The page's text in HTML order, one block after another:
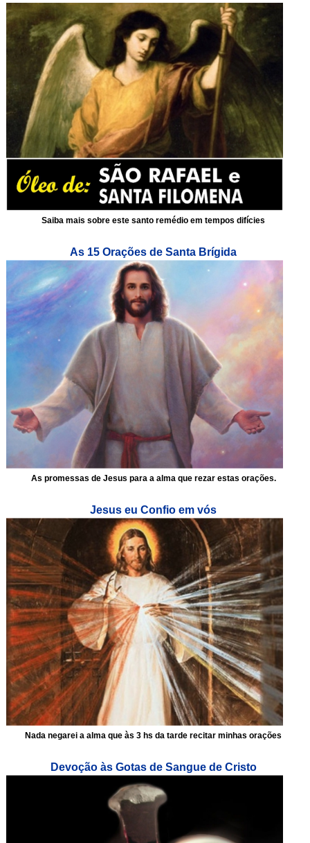
Saiba mais sobre este santo remédio em tempos difícies
As 15 Orações de Santa Brígida
As promessas de Jesus para a alma que rezar estas orações.
Jesus eu Confio em vós
Nada negarei a alma que às 3 hs da tarde recitar minhas orações
Devoção às Gotas de Sangue de Cristo